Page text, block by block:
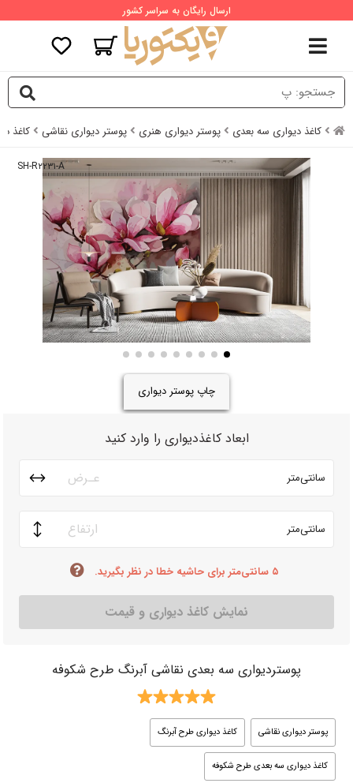
ارسال رایگان به سراسر کشور
کاغذ دیواری سه بعدی پوستر دیواری هنری پوستر دیواری نقاشی کاغذ
SH-R۲۲۳۱-A
چاپ پوستر دیواری
ابعاد کاغذدیواری را وارد کنید
سانتی‌متر
سانتی‌متر
۵ سانتی‌متر برای حاشیه خطا در نظر بگیرید.
نمایش کاغذ دیواری و قیمت
پوستردیواری سه بعدی نقاشی آبرنگ طرح شکوفه
پوستر دیواری نقاشی کاغذ دیواری طرح آبرنگ
کاغذ دیواری سه بعدی طرح شکوفه